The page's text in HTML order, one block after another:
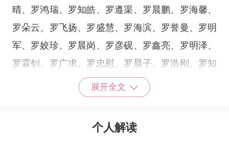
晴、罗鸿瑞、罗知皓、罗遵渠、罗晨鹏、罗海馨、
罗朵云、罗飞扬、罗盛慧、罗海滨、罗誉曼、罗明
军、罗姣珍、罗晨岗、罗彦砚、罗鑫亮、罗明泽、
罗霖钊、罗广求、罗忠慰、罗晨子、罗浩刚、罗知
颢、罗佳柠、罗浩洋、罗盛垣、罗以泠、罗浩辰、
罗满珠、罗佳佳、罗晨湖、罗国忠、罗国濂。
罗浩磊、罗纪慕、罗东羽、罗政辉、罗姬朗、罗纹
展开全文
个人解读